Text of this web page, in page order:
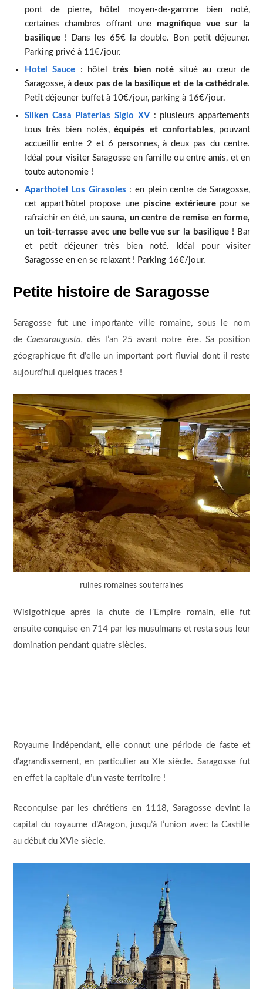
pont de pierre, hôtel moyen-de-gamme bien noté,
certaines chambres offrant une magnifique vue sur la
basilique! Dans les 65€ la double. Bon petit déjeuner.
Parking privé à 11€/jour.
Hotel Sauce : hôtel très bien noté situé au cœur de
Saragosse, àdeux pas de la basilique et de la cathédrale.
Petit déjeuner buffet à 10€/jour, parking à 16€/jour.
Silken Casa Platerias Siglo XV: plusieurs appartements
tous très bien notés,équipés et confortables, pouvant
accueillir entre 2 et 6 personnes, à deux pas du centre.
Idéal pour visiter Saragosse en famille ou entre amis, et en
toute autonomie !
Aparthotel Los Girasoles : en plein centre de Saragosse,
cet appart’hôtel propose une piscine extérieurepour se
rafraîchir en été, un sauna, un centre de remise en forme,
un toit-terrasse avec une belle vue sur la basilique ! Bar
et petit déjeuner très bien noté. Idéal pour visiter
Saragosse en en se relaxant ! Parking 16€/jour.
Petite histoire de Saragosse
Saragosse fut une importante ville romaine, sous le nom
deCaesaraugusta,dès l’an 25 avant notre ère. Sa position
géographique fit d’elle un important port fluvial dont il reste
aujourd’hui quelques traces !
ruines romaines souterraines
Wisigothique après la chute de l’Empire romain, elle fut
ensuite conquise en 714 par les musulmans et resta sous leur
domination pendant quatre siècles.
Royaume indépendant, elle connut une période de faste et
d’agrandissement, en particulier au XIe siècle. Saragosse fut
en effet la capitale d’un vaste territoire !
Reconquise par les chrétiens en 1118, Saragosse devint la
capital du royaume d’Aragon, jusqu’à l’union avec la Castille
au début du XVIe siècle.